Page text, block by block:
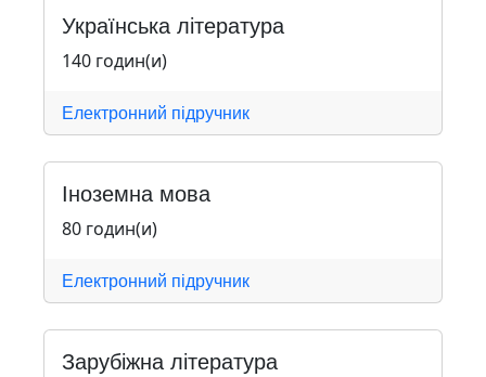
Українська література
140 годин(и)
Електронний підручник
Іноземна мова
80 годин(и)
Електронний підручник
Зарубіжна література